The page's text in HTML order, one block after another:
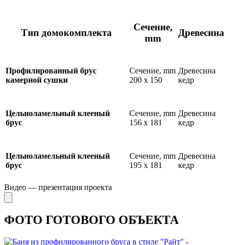
Тип домокомплекта
Сечение,
mm
Древесина
Профилированный брус
камерной сушки
Сечение, mm
200 х 150
Древесина
кедр
Цельноламельный клееный
брус
Сечение, mm
156 х 181
Древесина
кедр
Цельноламельный клееный
брус
Сечение, mm
195 х 181
Древесина
кедр
Видео — презентация проекта
ФОТО ГОТОВОГО ОБЪЕКТА